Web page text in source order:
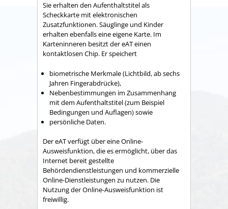
Sie erhalten den Aufenthaltstitel als
Scheckkarte mit elektronischen
Zusatzfunktionen. Säuglinge und Kinder
erhalten ebenfalls eine eigene Karte. Im
Karteninneren besitzt der eAT einen
kontaktlosen Chip. Er speichert
biometrische Merkmale (Lichtbild, ab sechs
Jahren Fingerabdrücke),
Nebenbestimmungen im Zusammenhang
mit dem Aufenthaltstitel(zum Beispiel
Bedingungen und Auflagen)sowie
persönliche Daten.
Der eAT verfügt über eine Online-
Ausweisfunktion, die es ermöglicht, über das
Internet bereit gestellte
Behördendienstleistungen und kommerzielle
Online-Dienstleistungen zu nutzen. Die
Nutzung der Online-Ausweisfunktion ist
freiwillig.